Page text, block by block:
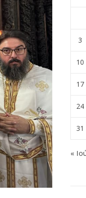
3
10
17
24
31
«